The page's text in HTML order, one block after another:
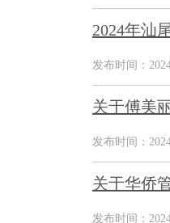
2024年汕
发布时间：
关于傅美
发布时间：
关于华侨
发布时间：